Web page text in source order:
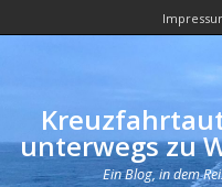
unterwegs zu
Ein Blog, in dem